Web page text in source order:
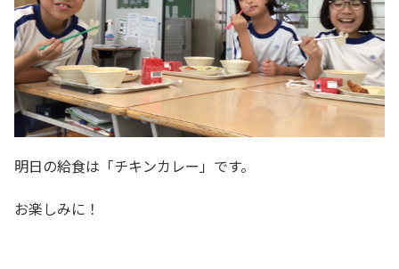
明日の給食は「チキンカレー」です。
お楽しみに！